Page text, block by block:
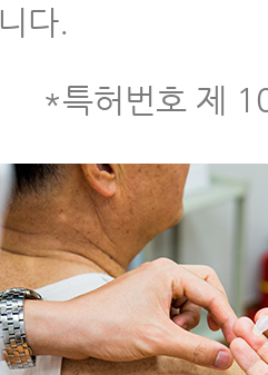
다.
*특허번호 제